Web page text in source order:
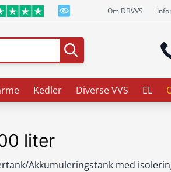
Om DBVVS
Kedler Diverse VVS EL
liter
Akkumuleringstank med